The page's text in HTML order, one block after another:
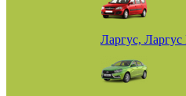
Ларгус, Ларгус